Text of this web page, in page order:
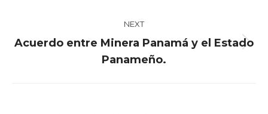
NEXT
Next
post:
Acuerdo entre Minera Panamá y el Estado
Panameño.